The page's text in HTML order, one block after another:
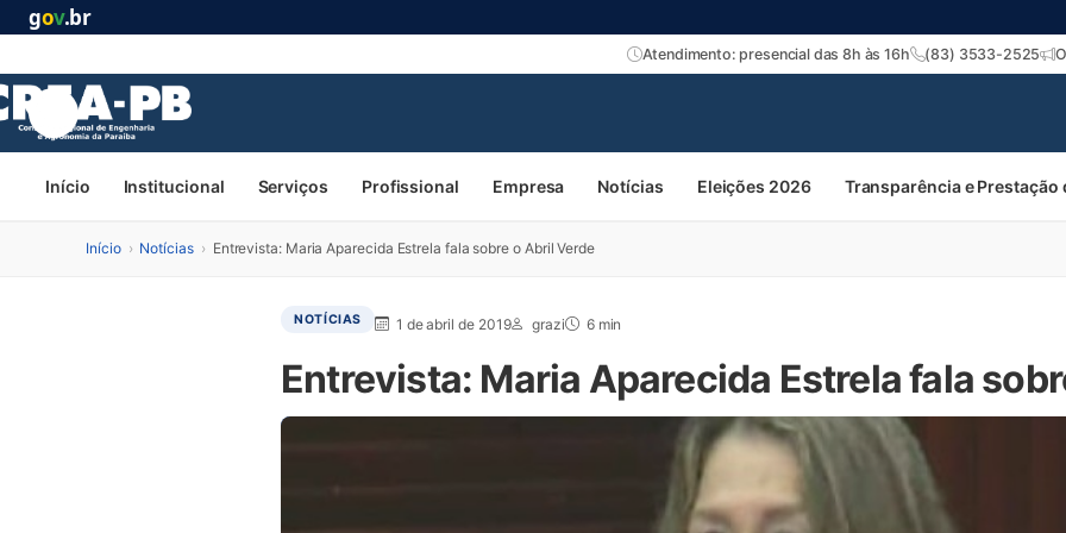
gov.br
Atendimento: presencial das 8h às 16h (83) 3533-2525
Início Institucional Serviços Profissional Empresa Notícias Eleições 2026 Transparência e Prestação
Início › Notícias › Entrevista: Maria Aparecida Estrela fala sobre o Abril Verde
NOTÍCIAS 1 de abril de 2019 grazi 6 min
Entrevista: Maria Aparecida Estrela fala